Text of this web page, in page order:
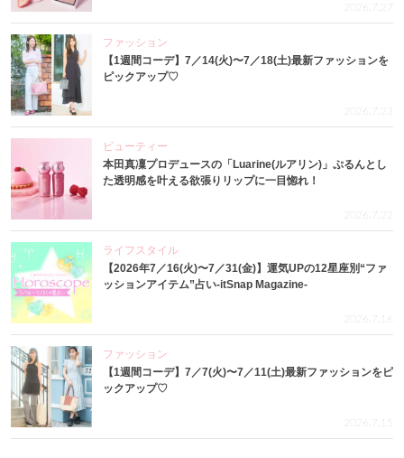
2026.7.27
ファッション
【1週間コーデ】7／14(火)〜7／18(土)最新ファッションを
ピックアップ♡
2026.7.23
ビューティー
本田真凜プロデュースの「Luarine(ルアリン)」ぷるんとし
た透明感を叶える欲張りリップに一目惚れ！
2026.7.22
ライフスタイル
【2026年7／16(火)〜7／31(金)】運気UPの12星座別“ファ
ッションアイテム”占い-itSnap Magazine-
2026.7.16
ファッション
【1週間コーデ】7／7(火)〜7／11(土)最新ファッションをピ
ックアップ♡
2026.7.15